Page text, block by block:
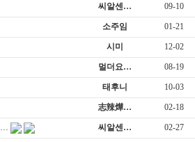
씨알센… 09-10
소주임 01-21
시미 12-02
멀더요… 08-19
태후니 10-03
志辣燁… 02-18
씨알센… 02-27